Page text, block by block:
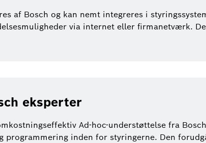
af Bosch og kan nemt integreres i
via internet eller firmanetværk.
eksperter
Ad-hoc-understøttelse fra
inden for styringerne. Den